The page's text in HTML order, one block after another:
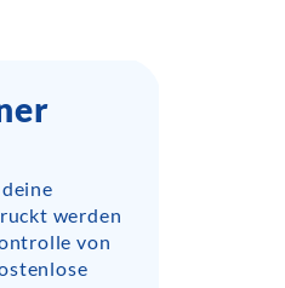
werden
von